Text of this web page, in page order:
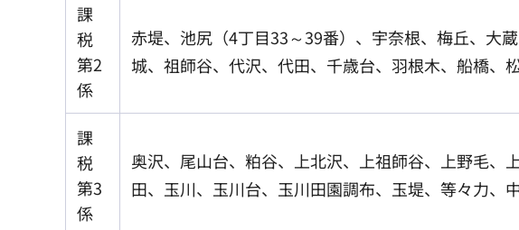
課
税
第2
係
赤堤、池尻（4丁目33～39番）、宇奈根、梅丘、大
城、祖師谷、代沢、代田、千歳台、羽根木、船橋、
課
税
第3
係
奥沢、尾山台、粕谷、上北沢、上祖師谷、上野毛
田、玉川、玉川台、玉川田園調布、玉堤、等々力、